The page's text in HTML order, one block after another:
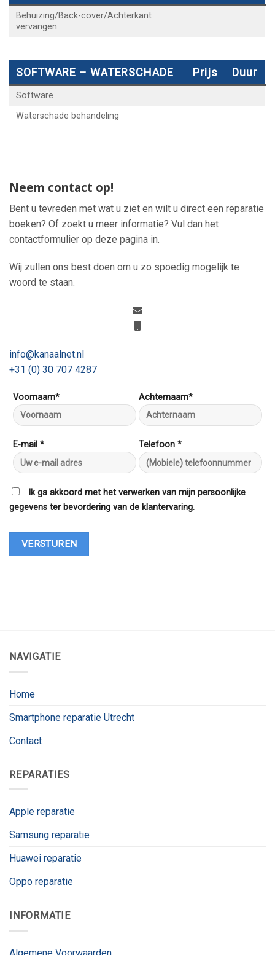
Behuizing/Back-cover/Achterkant
vervangen
SOFTWARE – WATERSCHADE Prijs Duur
Software
Waterschade behandeling
Neem contact op!
Bent u tevreden met wat u ziet en wilt u direct een reparatie
boeken? Of zoekt u meer informatie? Vul dan het
contactformulier op deze pagina in.
Wij zullen ons best doen om u zo spoedig mogelijk te
woord te staan.
info@kanaalnet.nl
+31 (0) 30 707 4287
Voornaam* Achternaam*
E-mail * Telefoon *
Ik ga akkoord met het verwerken van mijn persoonlijke
gegevens ter bevordering van de klantervaring.
NAVIGATIE
Home
Smartphone reparatie Utrecht
Contact
REPARATIES
Apple reparatie
Samsung reparatie
Huawei reparatie
Oppo reparatie
INFORMATIE